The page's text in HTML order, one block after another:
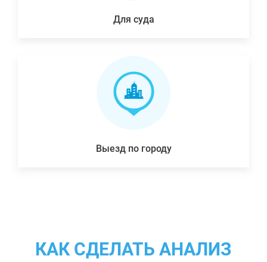
Для суда
Выезд по городу
КАК СДЕЛАТЬ АНАЛИЗ